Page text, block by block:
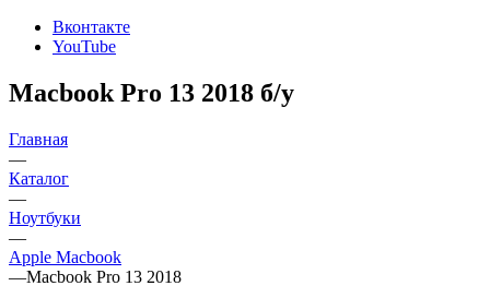
Вконтакте
YouTube
Macbook Pro 13 2018 б/у
Главная
—
Каталог
—
Ноутбуки
—
Apple Macbook
—Macbook Pro 13 2018